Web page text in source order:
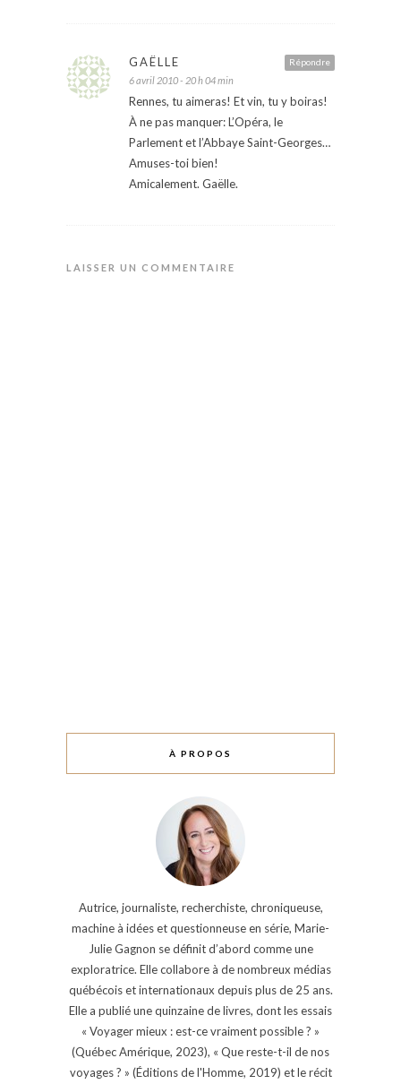
Répondre
GAËLLE
6 avril 2010 - 20 h 04 min
Rennes, tu aimeras! Et vin, tu y boiras!
À ne pas manquer: L’Opéra, le
Parlement et l’Abbaye Saint-Georges…
Amuses-toi bien!
Amicalement. Gaëlle.
LAISSER UN COMMENTAIRE
À PROPOS
Autrice, journaliste, recherchiste, chroniqueuse,
machine à idées et questionneuse en série, Marie-
Julie Gagnon se définit d’abord comme une
exploratrice. Elle collabore à de nombreux médias
québécois et internationaux depuis plus de 25 ans.
Elle a publié une quinzaine de livres, dont les essais
« Voyager mieux : est-ce vraiment possible ? »
(Québec Amérique, 2023), « Que reste-t-il de nos
voyages ? » (Éditions de l'Homme, 2019) et le récit